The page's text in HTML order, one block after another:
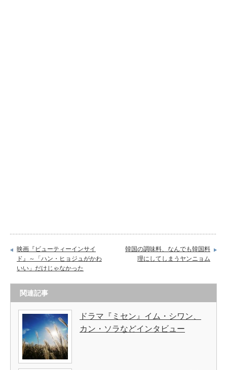
映画『ビューティーインサイ
ド』～「ハン・ヒョジュがかわ
いい」だけじゃなかった
韓国の調味料、なんでも韓国料
理にしてしまうヤンニョム
関連記事
ドラマ『ミセン』イム・シワン、
カン・ソラなどインタビュー